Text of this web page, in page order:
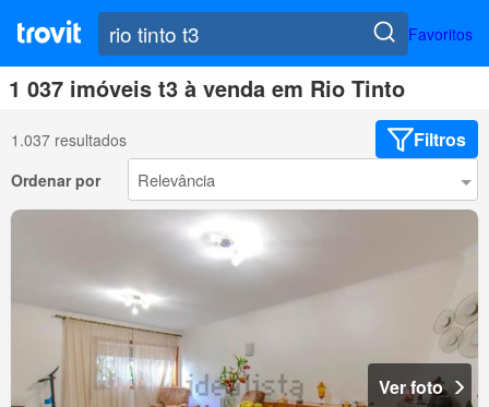
Favoritos
1 037 imóveis t3 à venda em Rio Tinto
1.037 resultados Filtros
Ordenar por
Ver foto